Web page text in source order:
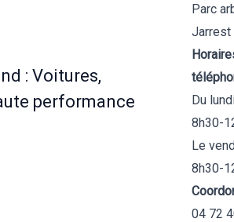
: Voitures,
performance
Parc
Jarrest
Du
8h30-
Le
8h30-
04 72